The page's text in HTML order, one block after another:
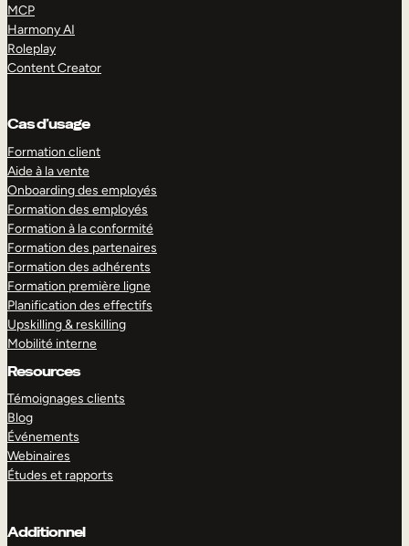
MCP
Harmony AI
Roleplay
Content Creator
Cas d’usage
Formation client
Aide à la vente
Onboarding des employés
Formation des employés
Formation à la conformité
Formation des partenaires
Formation des adhérents
Formation première ligne
Planification des effectifs
Upskilling & reskilling
Mobilité interne
Resources
Témoignages clients
Blog
Événements
Webinaires
Études et rapports
Additionnel